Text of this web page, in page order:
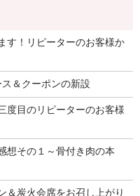
す！リピーターのお客様か
＆クーポンの新設
度目のリピーターのお客様
想その１～骨付き肉の本
＆炭火会席をお召し上がり